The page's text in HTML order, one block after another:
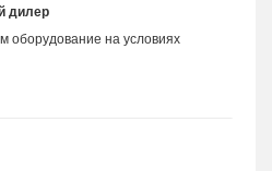
дилер
оборудование на условиях